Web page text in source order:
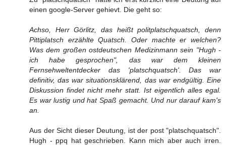
einen google-Server gehievt. Die geht so:
Achso, Herr Görlitz, das heißt politplatschquatsch, denn
Pittiplatsch erzählte Quatsch. Oder machte er welchen?
Was dem großen ostdeutschen Medizinmann sein "Hugh -
ich habe gesprochen", das war dem kleinen
Fernsehweltentdecker das 'platschquatsch'. Das war
definitiv, das war situationsklärend, das war endgültig. Eine
Diskussion findet nicht mehr statt. Ist eigentlich alles egal.
Es war lustig und hat Spaß gemacht. Und nur darauf kam's
an.
Aus der Sicht dieser Deutung, ist der post "platschquatsch".
Hugh - ppq hat geschrieben. Kann mich aber auch irren.